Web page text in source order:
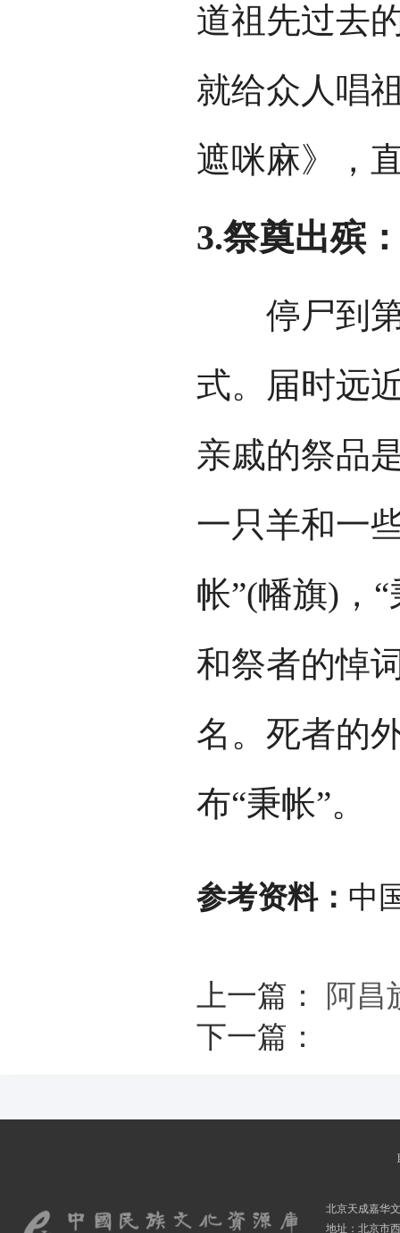
道祖先过去
就给众人唱
遮咪麻》，
3.祭奠出殡
停尸到第
式。届时远
亲戚的祭品
一只羊和一
帐”(幡旗)，
和祭者的悼
名。死者的
布“秉帐”。
参考资料： 中
上一篇：
阿昌
下一篇：
北京天成嘉华
地址：北京市